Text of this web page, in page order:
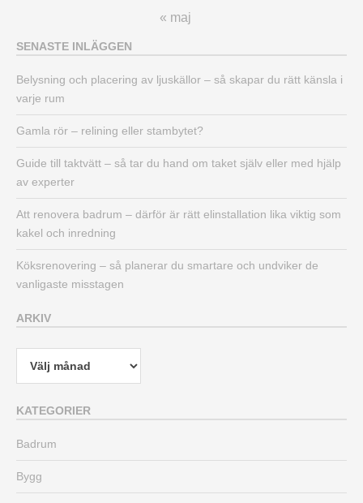
« maj
SENASTE INLÄGGEN
Belysning och placering av ljuskällor – så skapar du rätt känsla i
varje rum
Gamla rör – relining eller stambytet?
Guide till taktvätt – så tar du hand om taket själv eller med hjälp
av experter
Att renovera badrum – därför är rätt elinstallation lika viktig som
kakel och inredning
Köksrenovering – så planerar du smartare och undviker de
vanligaste misstagen
ARKIV
Arkiv
KATEGORIER
Badrum
Bygg